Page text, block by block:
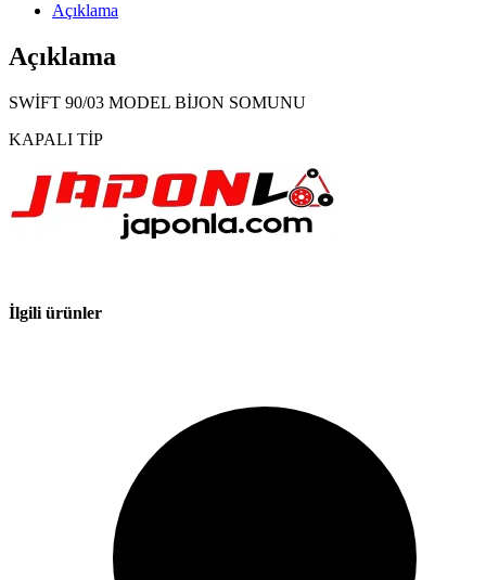
Açıklama
Açıklama
SWİFT 90/03 MODEL BİJON SOMUNU
KAPALI TİP
İlgili ürünler